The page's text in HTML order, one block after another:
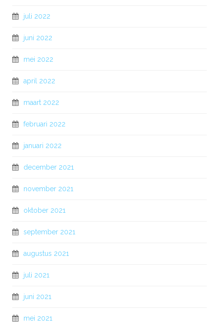
juli 2022
juni 2022
mei 2022
april 2022
maart 2022
februari 2022
januari 2022
december 2021
november 2021
oktober 2021
september 2021
augustus 2021
juli 2021
juni 2021
mei 2021